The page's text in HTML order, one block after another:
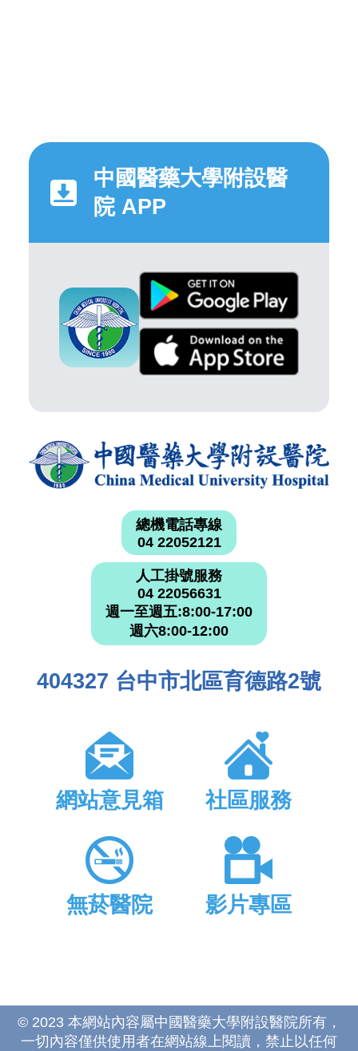
中國醫藥大學附設醫
院 APP
總機電話專線
04 22052121
人工掛號服務
04 22056631
週一至週五:8:00-17:00
週六8:00-12:00
404327 台中市北區育德路2號
網站意見箱 社區服務
無菸醫院 影片專區
© 2023 本網站內容屬中國醫藥大學附設醫院所有，
一切內容僅供使用者在網站線上閱讀，禁止以任何